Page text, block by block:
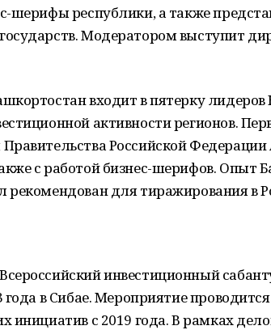
шерифы республики, а также
Модератором выступит
входит в пятерку
активности регионов.
Российской Федерации
с работой бизнес-шерифов. Опыт
рекомендован для тиражирования в
инвестиционный
года в Сибае. Мероприятие
инициатив с 2019 года. В рамках